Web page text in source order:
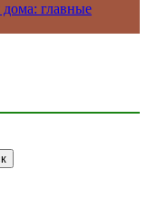
главные